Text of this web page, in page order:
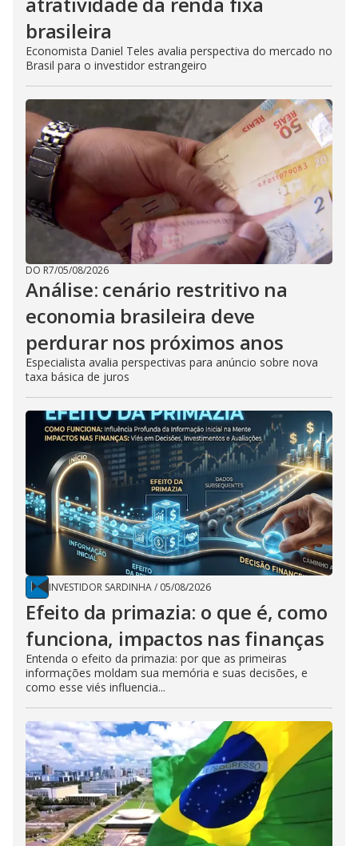
brasileira
Economista Daniel Teles avalia perspectiva do mercado no
Brasil para o investidor estrangeiro
DO R7/05/08/2026
Análise: cenário restritivo na
economia brasileira deve
perdurar nos próximos anos
Especialista avalia perspectivas para anúncio sobre nova
taxa básica de juros
INVESTIDOR SARDINHA/ 05/08/2026
Efeito da primazia: o que é, como
funciona, impactos nas finanças
Entenda o efeito da primazia: por que as primeiras
informações moldam sua memória e suas decisões, e
como esse viés influencia...